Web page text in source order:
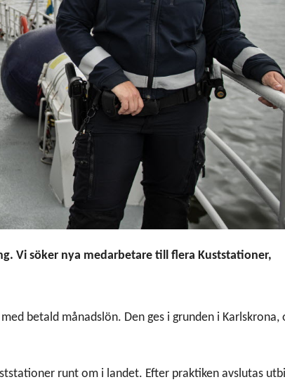
Vi söker nya medarbetare till flera Kuststationer,
betald månadslön. Den ges i grunden i Karlskrona,
runt om i landet. Efter praktiken avslutas